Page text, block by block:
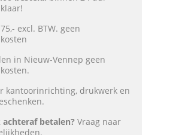
excl. BTW. geen
in Nieuw-Vennep geen
kantoorinrichting, drukwerk en
achteraf betalen? Vraag naar